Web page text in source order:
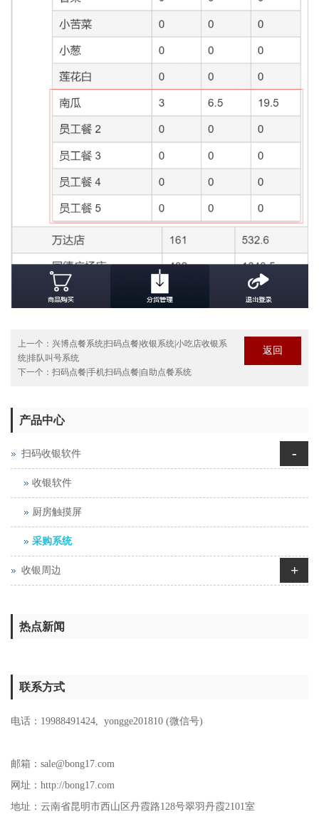
上一个： 兴博点餐系统|扫码点餐|收银系统|小吃店收银系
统|排队叫号系统
下一个： 扫码点餐|手机扫码点餐|自助点餐系统
返回
产品中心
扫码收银软件 -
收银软件
厨房触摸屏
采购系统
收银周边 +
热点新闻
联系方式
电话： 19988491424 yongge201810 (微信号)
邮箱：sale@bong17.com
网址：http://bong17.com
地址： 云南省昆明市西山区丹霞路128号翠羽丹霞2101室